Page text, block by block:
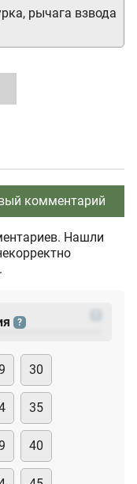
рычага взвода
комментарий
Нашли
?
30
35
40